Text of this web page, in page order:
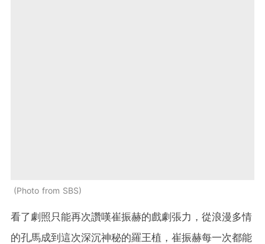
Photo from SBS
看了劇照只能再次讚嘆崔振赫的戲劇張力，從浪漫多情
的孔馬成到這次深沉神秘的羅王植，崔振赫每一次都能